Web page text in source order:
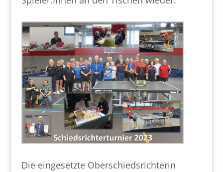
Die eingesetzte Oberschiedsrichterin